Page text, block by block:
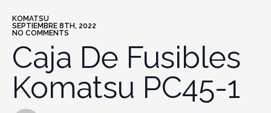
KOMATSU
SEPTIEMBRE 8TH, 2022
NO COMMENTS
Caja De Fusibles
Komatsu PC45-1